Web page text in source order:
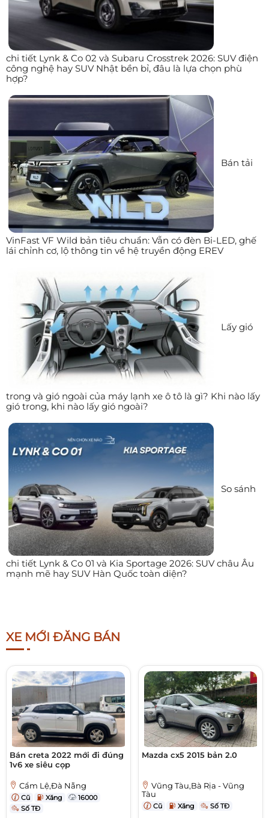
chi tiết Lynk & Co 02 và Subaru Crosstrek 2026: SUV điện
công nghệ hay SUV Nhật bền bỉ, đâu là lựa chọn phù
hợp?
Bán tải
VinFast VF Wild bản tiêu chuẩn: Vẫn có đèn Bi-LED, ghế
lái chỉnh cơ, lộ thông tin về hệ truyền động EREV
Lấy gió
trong và gió ngoài của máy lạnh xe ô tô là gì? Khi nào lấy
gió trong, khi nào lấy gió ngoài?
So sánh
chi tiết Lynk & Co 01 và Kia Sportage 2026: SUV châu Âu
mạnh mẽ hay SUV Hàn Quốc toàn diện?
XE MỚI ĐĂNG BÁN
Bán creta 2022 mới đi đúng
1v6 xe siêu cọp
Cẩm Lệ,Đà Nẵng
Cũ Xăng
16000
Số TĐ
Mazda cx5 2015 bản 2.0
Vũng Tàu,Bà Rịa - Vũng
Tàu
Cũ Xăng Số TĐ